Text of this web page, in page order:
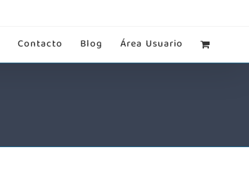
Contacto Blog Área Usuario